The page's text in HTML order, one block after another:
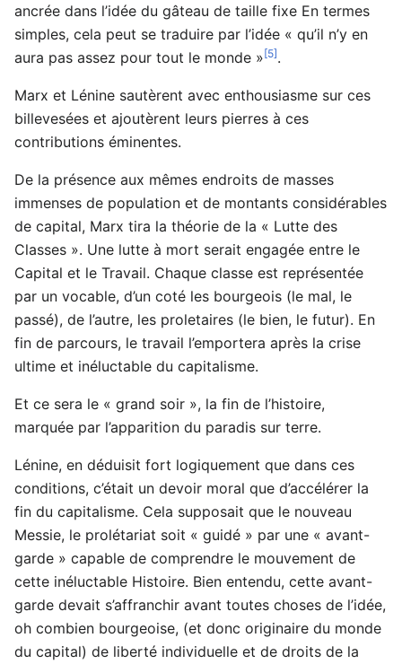
ancrée dans l’idée du gâteau de taille fixe En termes
simples, cela peut se traduire par l’idée « qu’il n’y en
aura pas assez pour tout le monde »[5].
Marx et Lénine sautèrent avec enthousiasme sur ces
billevesées et ajoutèrent leurs pierres à ces
contributions éminentes.
De la présence aux mêmes endroits de masses
immenses de population et de montants considérables
de capital, Marx tira la théorie de la « Lutte des
Classes ». Une lutte à mort serait engagée entre le
Capital et le Travail. Chaque classe est représentée
par un vocable, d’un coté les bourgeois (le mal, le
passé), de l’autre, les proletaires (le bien, le futur). En
fin de parcours, le travail l’emportera après la crise
ultime et inéluctable du capitalisme.
Et ce sera le « grand soir », la fin de l’histoire,
marquée par l’apparition du paradis sur terre.
Lénine, en déduisit fort logiquement que dans ces
conditions, c’était un devoir moral que d’accélérer la
fin du capitalisme. Cela supposait que le nouveau
Messie, le prolétariat soit « guidé » par une « avant-
garde » capable de comprendre le mouvement de
cette inéluctable Histoire. Bien entendu, cette avant-
garde devait s’affranchir avant toutes choses de l’idée,
oh combien bourgeoise, (et donc originaire du monde
du capital) de liberté individuelle et de droits de la